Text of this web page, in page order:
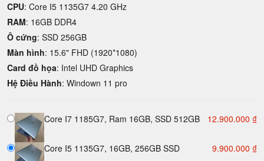
CPU: Core I5 1135G7 4.20 GHz
RAM: 16GB DDR4
Ô cứng: SSD 256GB
Màn hình: 15.6" FHD (1920*1080)
Card đồ họa: Intel UHD Graphics
Hệ Điều Hành: Windown 11 pro
Core I7 1185G7, Ram 16GB, SSD 512GB 12.900.000 ₫
Core I5 1135G7, 16GB, 256GB SSD 9.900.000 ₫